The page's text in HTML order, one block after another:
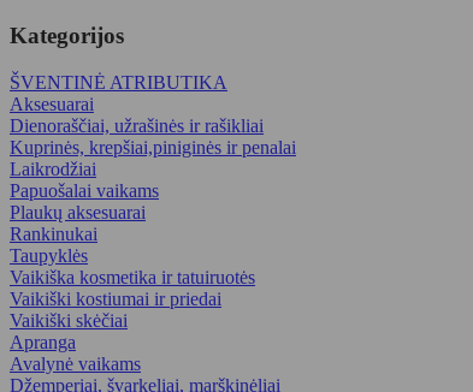
Kategorijos
ŠVENTINĖ ATRIBUTIKA
Aksesuarai
Dienoraščiai, užrašinės ir rašikliai
Kuprinės, krepšiai,piniginės ir penalai
Laikrodžiai
Papuošalai vaikams
Plaukų aksesuarai
Rankinukai
Taupyklės
Vaikiška kosmetika ir tatuiruotės
Vaikiški kostiumai ir priedai
Vaikiški skėčiai
Apranga
Avalynė vaikams
Džemperiai, švarkeliai, marškinėliai